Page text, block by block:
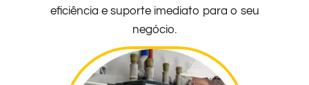
eficiência e suporte imediato para o seu
negócio.